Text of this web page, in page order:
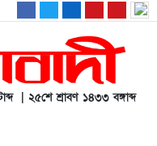
| ২৫শে শ্রাবণ ১৪৩৩ বঙ্গাব্দ